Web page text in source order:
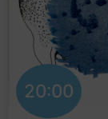
20:00